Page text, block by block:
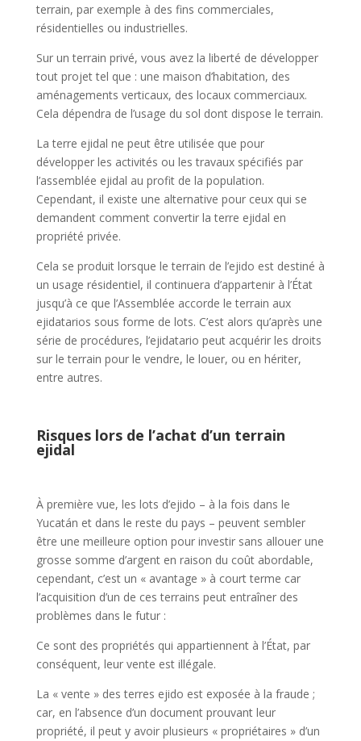
terrain, par exemple à des fins commerciales,
résidentielles ou industrielles.
Sur un terrain privé, vous avez la liberté de développer
tout projet tel que : une maison d’habitation, des
aménagements verticaux, des locaux commerciaux.
Cela dépendra de l’usage du sol dont dispose le terrain.
La terre ejidal ne peut être utilisée que pour
développer les activités ou les travaux spécifiés par
l’assemblée ejidal au profit de la population.
Cependant, il existe une alternative pour ceux qui se
demandent comment convertir la terre ejidal en
propriété privée.
Cela se produit lorsque le terrain de l’ejido est destiné à
un usage résidentiel, il continuera d’appartenir à l’État
jusqu’à ce que l’Assemblée accorde le terrain aux
ejidatarios sous forme de lots. C’est alors qu’après une
série de procédures, l’ejidatario peut acquérir les droits
sur le terrain pour le vendre, le louer, ou en hériter,
entre autres.
Risques lors de l’achat d’un terrain
ejidal
À première vue, les lots d’ejido – à la fois dans le
Yucatán et dans le reste du pays – peuvent sembler
être une meilleure option pour investir sans allouer une
grosse somme d’argent en raison du coût abordable,
cependant, c’est un « avantage » à court terme car
l’acquisition d’un de ces terrains peut entraîner des
problèmes dans le futur :
Ce sont des propriétés qui appartiennent à l’État, par
conséquent, leur vente est illégale.
La « vente » des terres ejido est exposée à la fraude ;
car, en l’absence d’un document prouvant leur
propriété, il peut y avoir plusieurs « propriétaires » d’un